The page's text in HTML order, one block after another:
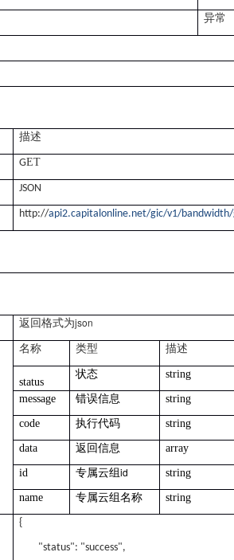
异常
描述
GET
JSON
http://api2.capitalonline.net/gic/v1/
返回格式为json
名称 类型 描述
status
状态 string
message 错误信息 string
code 执行代码 string
data 返回信息 array
id 专属云组id string
name 专属云组名称 string
{
"status": "success",